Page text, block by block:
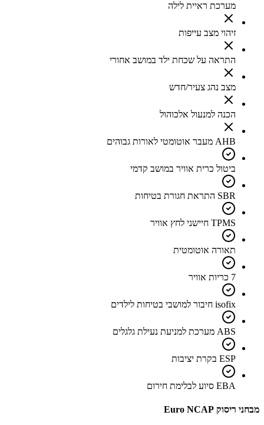
מערכת ראיית לילה
זיהוי מצב עייפות
התראה על שכחת ילד במושב אחורי
מצב נהג צעיר/חדש
הכנה למנעול אלכוהול
AHB מעבר אוטומטי לאורות גבוהים
ביטול כרית אוויר במושב קדמי
SBR התראת חגורת בטיחות
TPMS חיישני לחץ אוויר
תאורה אוטומטית
7 כריות אוויר
isofix חיבור למושבי בטיחות לילדים
ABS מערכת למניעת נעילת גלגלים
ESP בקרת יציבות
EBA סיוע לבלימת חירום
מבחני ריסוק Euro NCAP